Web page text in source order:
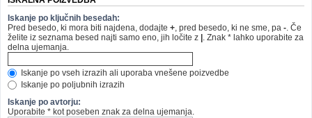
Iskanje po ključnih besedah:
Pred besedo, ki mora biti najdena, dodajte + , pred besedo, ki ne sme, pa - . Če
želite iz seznama besed najti samo eno, jih ločite z | . Znak * lahko uporabite za
delna ujemanja.
Iskanje po vseh izrazih ali uporaba vnešene poizvedbe
Iskanje po poljubnih izrazih
Iskanje po avtorju:
Uporabite * kot poseben znak za delna ujemanja.